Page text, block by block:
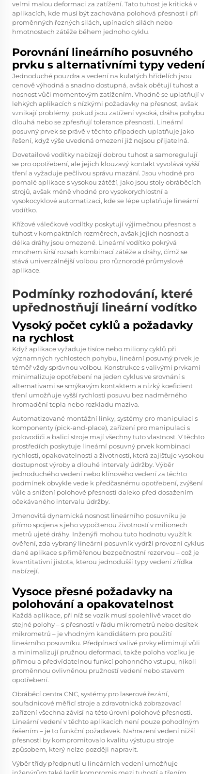
velmi malou deformaci za zatížení. Tato tuhost je kritická v
aplikacích, kde musí být zachována polohová přesnost i při
proměnných řezných silách, upínacích silách nebo
hmotnostech zátěže během jednoho cyklu.
Porovnání lineárního posuvného
prvku s alternativními typy vedení
Jednoduché pouzdra a vedení na kulatých hřídelích jsou
cenově výhodná a snadno dostupná, avšak obětují tuhost a
nosnost vůči momentovým zatížením. Vhodně se uplatňují v
lehkých aplikacích s nízkými požadavky na přesnost, avšak
vznikají problémy, pokud jsou zatížení vysoká, dráha pohybu
dlouhá nebo se zpřesňují tolerance přesnosti. Lineární
posuvný prvek se právě v těchto případech uplatňuje jako
řešení, když výše uvedená omezení již nejsou přijatelná.
Dovetailové vodítky nabízejí dobrou tuhost a samoregulují
se pro opotřebení, ale jejich klouzavý kontakt vyvolává vyšší
tření a vyžaduje pečlivou správu mazání. Jsou vhodné pro
pomalé aplikace s vysokou zátěží, jako jsou stoly obráběcích
strojů, avšak méně vhodné pro vysokorychlostní a
vysokocyklové automatizaci, kde se lépe uplatňuje lineární
vodítko.
Křížové válečkové vodítky poskytují výjimečnou přesnost a
tuhost v kompaktních rozměrech, avšak jejich nosnost a
délka dráhy jsou omezené. Lineární vodítko pokrývá
mnohem širší rozsah kombinací zátěže a dráhy, čímž se
stává univerzálnější volbou pro různorodé průmyslové
aplikace.
Podmínky rozhodování, které
upřednostňují lineární vodítko
Vysoký počet cyklů a požadavky
na rychlost
Když aplikace vyžaduje tisíce nebo miliony cyklů při
významných rychlostech pohybu, lineární posuvný prvek je
téměř vždy správnou volbou. Konstrukce s valivými prvkami
minimalizuje opotřebení na jeden cyklus ve srovnání s
alternativami se smýkavým kontaktem a nízký koeficient
tření umožňuje vyšší rychlosti posuvu bez nadměrného
hromadění tepla nebo rozkladu maziva.
Automatizované montážní linky, systémy pro manipulaci s
komponenty (pick-and-place), zařízení pro manipulaci s
polovodiči a balicí stroje mají všechny tuto vlastnost. V těchto
prostředích poskytuje lineární posuvný prvek kombinaci
rychlosti, opakovatelnosti a životnosti, která zajišťuje vysokou
dostupnost výroby a dlouhé intervaly údržby. Výběr
jednoduchého vedení nebo klínového vedení za těchto
podmínek obvykle vede k předčasnému opotřebení, zvýšení
vůle a snížení polohové přesnosti daleko před dosažením
očekávaného intervalu údržby.
Jmenovitá dynamická nosnost lineárního posuvníku je
přímo spojena s jeho vypočtenou životností v milionech
metrů ujeté dráhy. Inženýři mohou tuto hodnotu využít k
ověření, zda vybraný lineární posuvník vydrží provozní cyklus
dané aplikace s přiměřenou bezpečnostní rezervou – což je
kvantitativní jistota, kterou jednodušší typy vedení zřídka
nabízejí.
Vysoce přesné požadavky na
polohování a opakovatelnost
Každá aplikace, při níž se vozík musí spolehlivě vracet do
stejné polohy – s přesností v řádu mikrometrů nebo desítek
mikrometrů – je vhodným kandidátem pro použití
lineárního posuvníku. Předpínací valivé prvky eliminují vůli
a minimalizují pružnou deformaci, takže poloha vozíku je
přímou a předvídatelnou funkcí pohonného vstupu, nikoli
proměnnou ovlivněnou pružností vedení nebo stavem
opotřebení.
Obráběcí centra CNC, systémy pro laserové řezání,
souřadnicové měřicí stroje a zdravotnická zobrazovací
zařízení všechna závisí na této úrovni polohové přesnosti.
Lineární vedení v těchto aplikacích není pouze pohodlným
řešením – je to funkční požadavek. Nahrazení vedení nižší
přesnosti by kompromitovalo kvalitu výstupu stroje
způsobem, který nelze později napravit.
Výběr třídy předpnutí u lineárních vedení umožňuje